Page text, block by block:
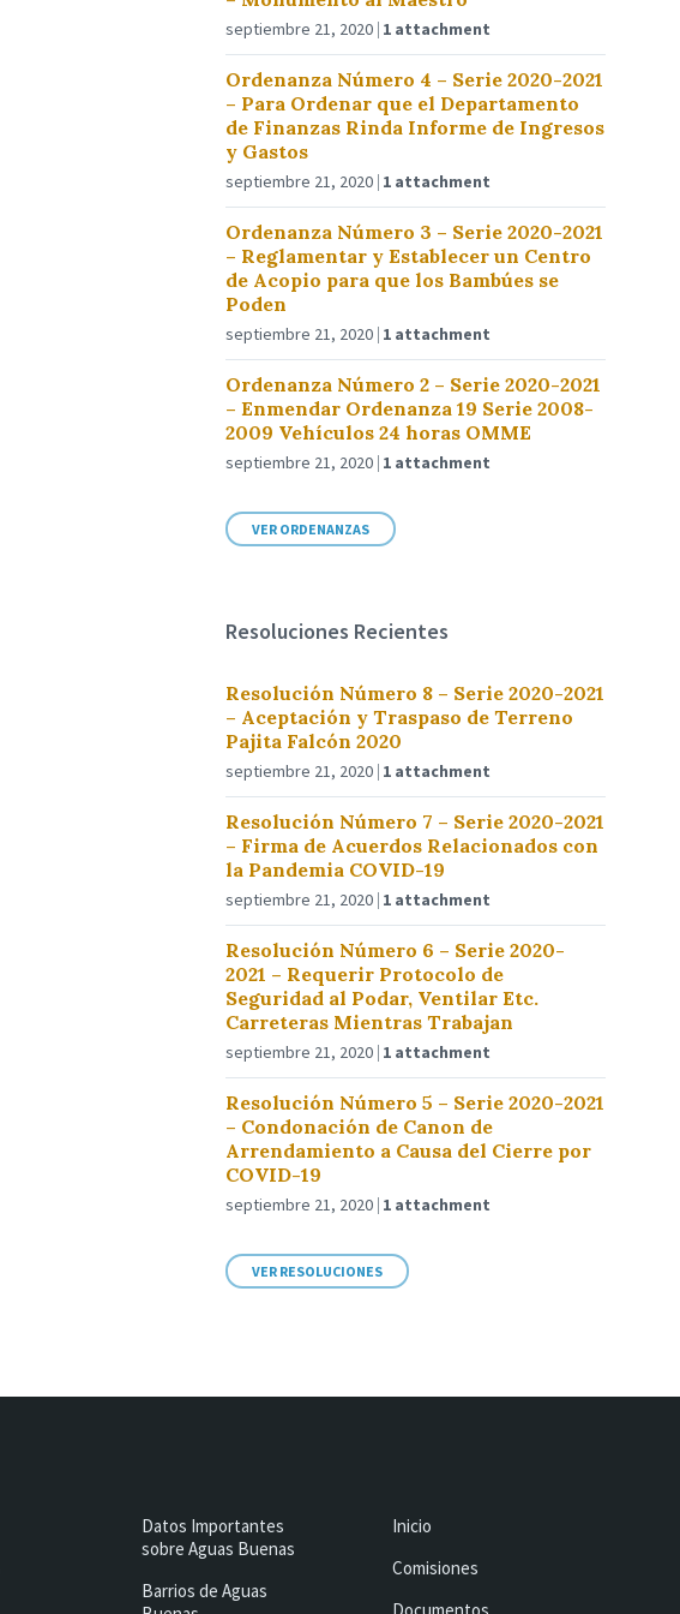
septiembre 21, 2020 1 attachment
Ordenanza Número 4 – Serie 2020-2021
– Para Ordenar que el Departamento
de Finanzas Rinda Informe de Ingresos
y Gastos
septiembre 21, 2020 1 attachment
Ordenanza Número 3 – Serie 2020-2021
– Reglamentar y Establecer un Centro
de Acopio para que los Bambúes se
Poden
septiembre 21, 2020 1 attachment
Ordenanza Número 2 – Serie 2020-2021
– Enmendar Ordenanza 19 Serie 2008-
2009 Vehículos 24 horas OMME
septiembre 21, 2020 1 attachment
VER ORDENANZAS
Resoluciones Recientes
Resolución Número 8 – Serie 2020-2021
– Aceptación y Traspaso de Terreno
Pajita Falcón 2020
septiembre 21, 2020 1 attachment
Resolución Número 7 – Serie 2020-2021
– Firma de Acuerdos Relacionados con
la Pandemia COVID-19
septiembre 21, 2020 1 attachment
Resolución Número 6 – Serie 2020-
2021 – Requerir Protocolo de
Seguridad al Podar, Ventilar Etc.
Carreteras Mientras Trabajan
septiembre 21, 2020 1 attachment
Resolución Número 5 – Serie 2020-2021
– Condonación de Canon de
Arrendamiento a Causa del Cierre por
COVID-19
septiembre 21, 2020 1 attachment
VER RESOLUCIONES
Datos Importantes
sobre Aguas Buenas
Barrios de Aguas
Inicio
Comisiones